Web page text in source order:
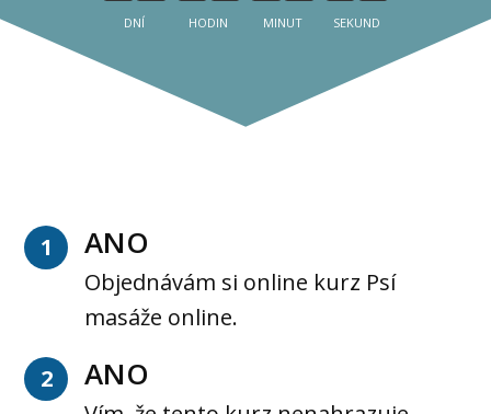
DNÍ HODIN MINUT SEKUND
1 ANO
Objednávám si online kurz Psí
masáže online.
2 ANO